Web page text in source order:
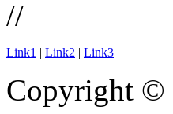
//
Link1 | Link2 | Link3
Copyright ©